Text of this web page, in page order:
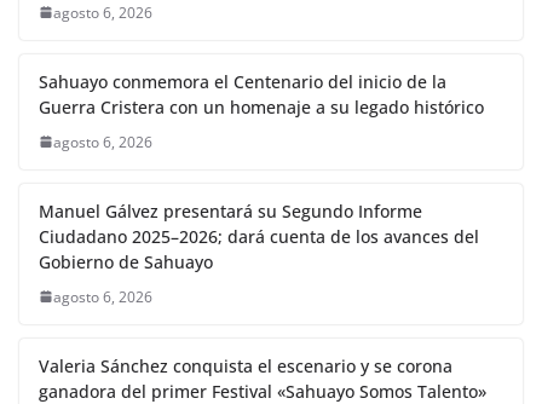
agosto 6, 2026
Sahuayo conmemora el Centenario del inicio de la
Guerra Cristera con un homenaje a su legado histórico
agosto 6, 2026
Manuel Gálvez presentará su Segundo Informe
Ciudadano 2025–2026; dará cuenta de los avances del
Gobierno de Sahuayo
agosto 6, 2026
Valeria Sánchez conquista el escenario y se corona
ganadora del primer Festival «Sahuayo Somos Talento»